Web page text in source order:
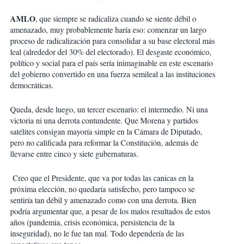
AMLO, que siempre se radicaliza cuando se siente débil o
amenazado, muy probablemente haría eso: comenzar un largo
proceso de radicalización para consolidar a su base electoral más
leal (alrededor del 30% del electorado). El desgaste económico,
político y social para el país sería inimaginable en este escenario
del gobierno convertido en una fuerza semileal a las instituciones
democráticas.
Queda, desde luego, un tercer escenario: el intermedio. Ni una
victoria ni una derrota contundente. Que Morena y partidos
satélites consigan mayoría simple en la Cámara de Diputado,
pero no calificada para reformar la Constitución, además de
llevarse entre cinco y siete gubernaturas.
Creo que el Presidente, que va por todas las canicas en la
próxima elección, no quedaría satisfecho, pero tampoco se
sentiría tan débil y amenazado como con una derrota. Bien
podría argumentar que, a pesar de los malos resultados de estos
años (pandemia, crisis económica, persistencia de la
inseguridad), no le fue tan mal. Todo dependería de las